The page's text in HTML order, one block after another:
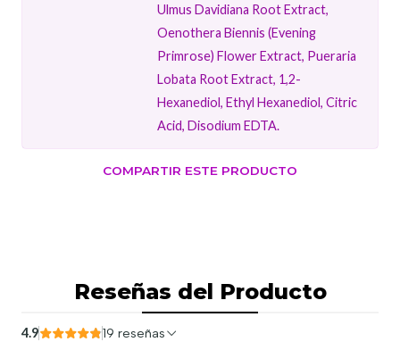
Ulmus Davidiana Root Extract,
Oenothera Biennis (Evening
Primrose) Flower Extract, Pueraria
Lobata Root Extract, 1,2-
Hexanediol, Ethyl Hexanediol, Citric
Acid, Disodium EDTA.
COMPARTIR ESTE PRODUCTO
Reseñas del Producto
4.9 19 reseñas